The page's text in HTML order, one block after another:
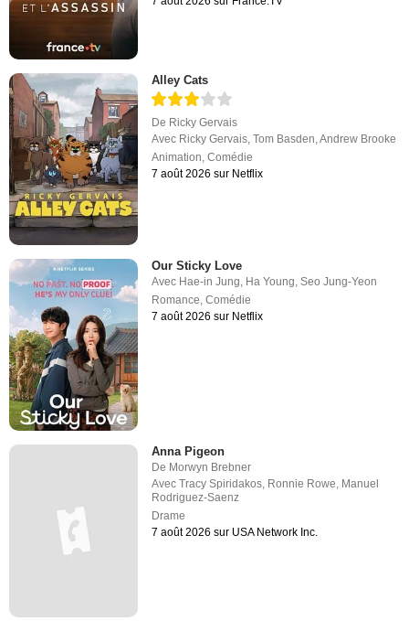
Alley Cats
De Ricky Gervais
Avec Ricky Gervais ,Tom Basden ,Andrew Brooke
Animation ,Comédie
7 août 2026 sur Netflix
Our Sticky Love
Avec Hae-in Jung, Ha Young,Seo Jung-Yeon
Romance,Comédie
7 août 2026 sur Netflix
Anna Pigeon
De Morwyn Brebner
AvecTracy Spiridakos, Ronnie Rowe, Manuel
Rodriguez-Saenz
Drame
7 août 2026 sur USA Network Inc.